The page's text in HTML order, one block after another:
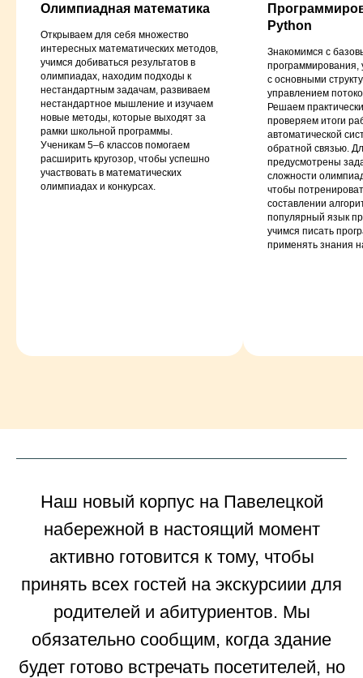
Олимпиадная математика
Открываем для себя множество
интересных математических методов,
учимся добиваться результатов в
олимпиадах, находим подходы к
нестандартным задачам, развиваем
нестандартное мышление и изучаем
новые методы, которые выходят за
рамки школьной программы.
Ученикам 5–6 классов помогаем
расширить кругозор, чтобы успешно
участвовать в математических
олимпиадах и конкурсах.
Python
Знакомимся с
программирования,
с основными
управлением
Решаем
проверяем итоги
автоматической
обратной связью.
предусмотрены
сложности
чтобы
составлении
популярный язык
учимся писать
применять знания
Наш новый корпус на Павелецкой
набережной в настоящий момент
активно готовится к тому, чтобы
принять всех гостей на экскурсиии для
родителей и абитуриентов. Мы
обязательно сообщим, когда здание
будет готово встречать посетителей, но
Новости лицея
Ответы
на возможные
вопросы